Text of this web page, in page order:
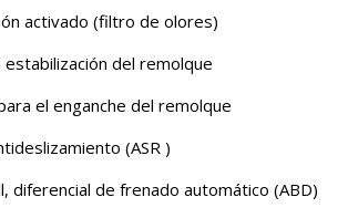
activado (filtro de olores)
del remolque
el enganche del remolque
(ASR )
diferencial de frenado automático (ABD)